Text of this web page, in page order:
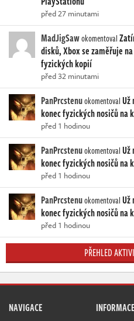
před 27 minutami
MadJigSawokomentoval
disků, Xbox se zaměřuje
fyzických kopií
před 32 minutami
PanPrcstenuokomentovalUž
konec fyzických nosičů na
před 1 hodinou
PanPrcstenuokomentovalUž
konec fyzických nosičů na
před 1 hodinou
PanPrcstenuokomentovalUž
konec fyzických nosičů na
před 1 hodinou
PŘEHLED
NAVIGACE INFORMACE